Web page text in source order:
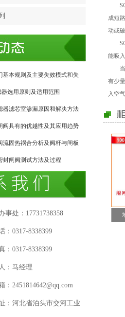
基本规则及主要失效模式和失
选用原则及适用范围
器滤芯室渗漏原因和解决方法
阀具有的优越性及其应用趋势
流固热祸合分析及阀杆与闸板
封闸阀测试方法及过程
事处：17731738358
0317-8338399
0317-8338399
：马经理
2451814642@qq.com
河北省泊头市交河工业
成短
动或破
能吸
有少
入空